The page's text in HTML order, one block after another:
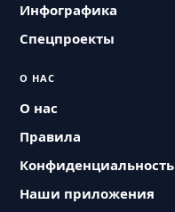
Инфографика
Спецпроекты
О НАС
О нас
Правила
Конфиденциальность
Наши приложения